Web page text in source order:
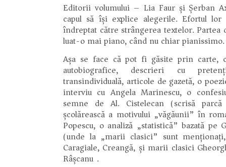
Editorii volumului – Lia Faur și Șerban
capul să își explice alegerile. Efortul
îndreptat către strângerea textelor. Partea
luat-o mai piano, când nu chiar pianissimo.
Așa se face că pot fi găsite prin carte,
autobiografice, descrieri cu
transindividuală, articole de gazetă, o
interviu cu Angela Marinescu, o
semne de Al. Cistelecan (scrisă
școlărească a motivului „văgăunii” în
Popescu, o analiză „statistică” bazată pe
(unde la „marii clasici” sunt
Caragiale, Creangă, și marii clasici
Râșcanu).